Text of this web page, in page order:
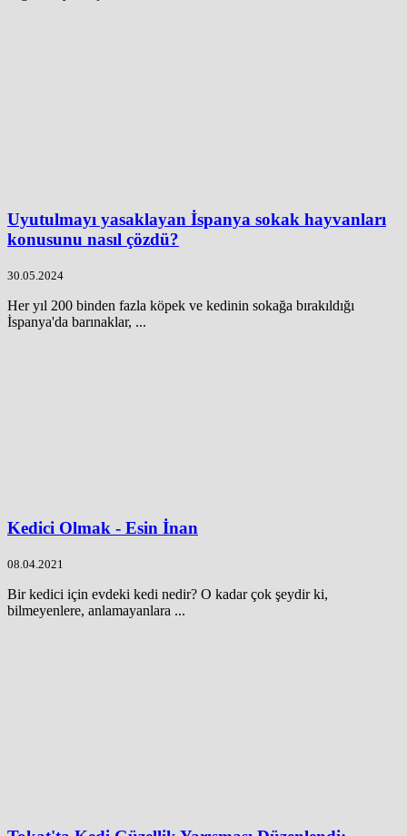
Uyutulmayı yasaklayan İspanya sokak hayvanları
konusunu nasıl çözdü?
30.05.2024
Her yıl 200 binden fazla köpek ve kedinin sokağa bırakıldığı
İspanya'da barınaklar, ...
Kedici Olmak - Esin İnan
08.04.2021
Bir kedici için evdeki kedi nedir? O kadar çok şeydir ki,
bilmeyenlere, anlamayanlara ...